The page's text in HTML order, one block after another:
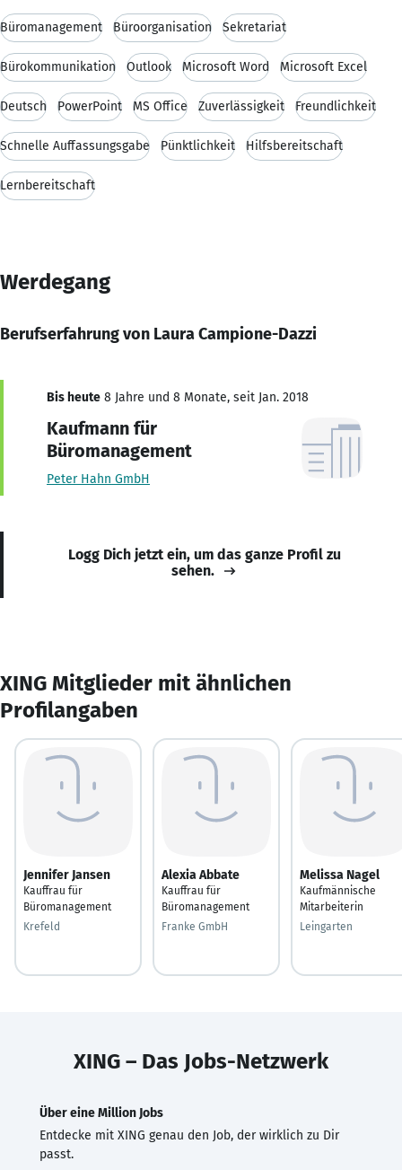
Büromanagement Büroorganisation Sekretariat
Bürokommunikation Outlook Microsoft Word Microsoft Excel
Deutsch PowerPoint MS Office Zuverlässigkeit Freundlichkeit
Schnelle Auffassungsgabe Pünktlichkeit Hilfsbereitschaft
Lernbereitschaft
Werdegang
Berufserfahrung von Laura Campione-Dazzi
Bis heute 8 Jahre und 8 Monate, seit Jan. 2018
Kaufmann für
Büromanagement
Peter Hahn GmbH
Logg Dich jetzt ein, um das ganze Profil zu
sehen.
XING Mitglieder mit ähnlichen
Profilangaben
Jennifer Jansen
Kauffrau für
Büromanagement
Krefeld
Alexia Abbate
Kauffrau für
Büromanagement
Franke GmbH
Melissa Nagel
Kaufmännische
Mitarbeiterin
Leingarten
XING – Das Jobs-Netzwerk
Über eine Million Jobs
Entdecke mit XING genau den Job, der wirklich zu Dir
passt.